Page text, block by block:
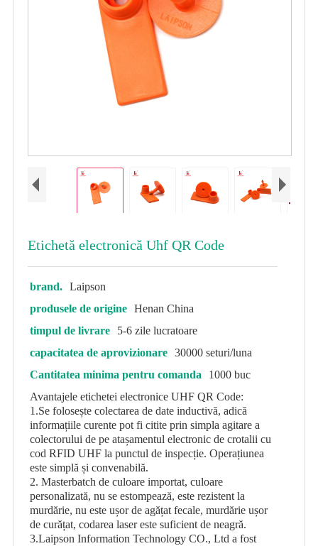
Etichetă electronică Uhf QR Code
brand. Laipson
produsele de origine Henan China
timpul de livrare
5-6 zile lucratoare
capacitatea de aprovizionare 30000 seturi/luna
Cantitatea minima pentru comanda
1000 buc
Avantajele etichetei electronice UHF QR Code:
1.Se folosește colectarea de date inductivă, adică
informațiile curente pot fi citite prin simpla agitare a
colectorului de pe atașamentul electronic de crotalii cu
cod RFID UHF la punctul de inspecție. Operațiunea
este simplă și convenabilă.
2. Masterbatch de culoare importat, culoare
personalizată, nu se estompează, este rezistent la
murdărie, nu este ușor de agățat fecale, murdărie ușor
de curățat, codarea laser este suficient de neagră.
3.Laipson Information Technology CO., Ltd a fost